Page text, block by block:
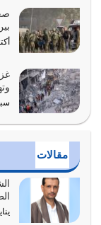
يوليو 26, 2026
أراد الله لهذه
بالأمر
يوليو 25, 2026
الدين الذي شرعه
أي أمة تتفرق في
أمة عاجزة عن
يوليو 23, 2026
مقالات
يناير 11,